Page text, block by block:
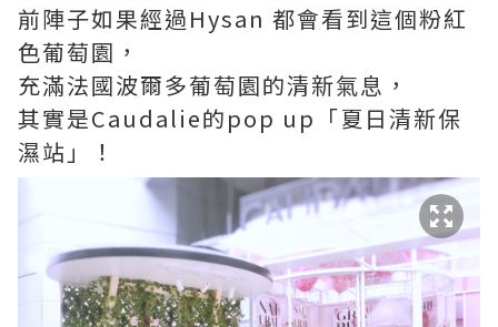
前陣子如果經過Hysan 都會看到這個粉紅
色葡萄園，
充滿法國波爾多葡萄園的清新氣息，
其實是Caudalie的pop up「夏日清新保
濕站」！